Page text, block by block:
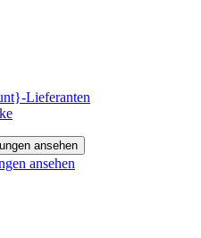
Lieferanten
ansehen
ansehen